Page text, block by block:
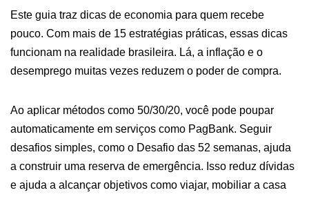
Este guia traz dicas de economia para quem recebe
pouco. Com mais de 15 estratégias práticas, essas dicas
funcionam na realidade brasileira. Lá, a inflação e o
desemprego muitas vezes reduzem o poder de compra.
Ao aplicar métodos como 50/30/20, você pode poupar
automaticamente em serviços como PagBank. Seguir
desafios simples, como o Desafio das 52 semanas, ajuda
a construir uma reserva de emergência. Isso reduz dívidas
e ajuda a alcançar objetivos como viajar, mobiliar a casa